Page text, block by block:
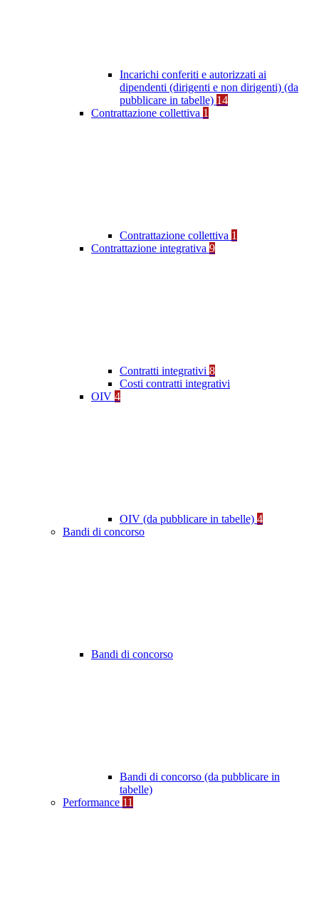
Incarichi conferiti e autorizzati ai
dipendenti (dirigenti e non dirigenti) (da
pubblicare in tabelle) 14
Contrattazione collettiva 1
Contrattazione collettiva 1
Contrattazione integrativa 9
Contratti integrativi 8
Costi contratti integrativi
OIV 4
OIV (da pubblicare in tabelle) 4
Bandi di concorso
Bandi di concorso
Bandi di concorso (da pubblicare in
tabelle)
Performance 11